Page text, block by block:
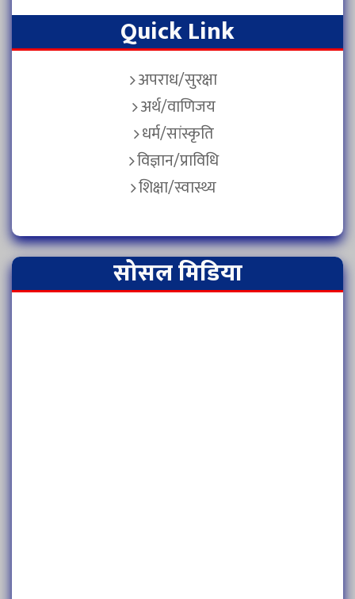
Quick Link
अपराध/सुरक्षा
अर्थ/वाणिजय
धर्म/सांस्कृति
विज्ञान/प्राविधि
शिक्षा/स्वास्थ्य
सोसल मिडिया